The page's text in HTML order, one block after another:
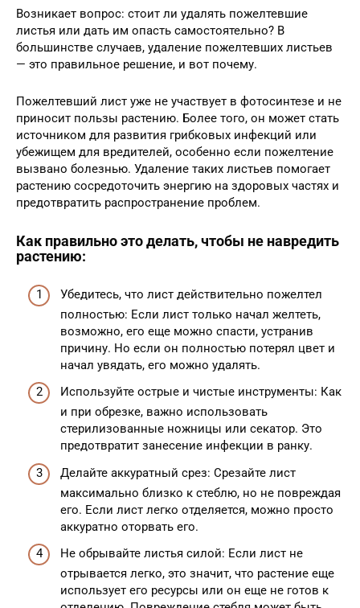
Возникает вопрос: стоит ли удалять пожелтевшие
листья или дать им опасть самостоятельно? В
большинстве случаев, удаление пожелтевших листьев
— это правильное решение, и вот почему.
Пожелтевший лист уже не участвует в фотосинтезе и не
приносит пользы растению. Более того, он может стать
источником для развития грибковых инфекций или
убежищем для вредителей, особенно если пожелтение
вызвано болезнью. Удаление таких листьев помогает
растению сосредоточить энергию на здоровых частях и
предотвратить распространение проблем.
Как правильно это делать, чтобы не навредить
растению:
Убедитесь, что лист действительно пожелтел
полностью: Если лист только начал желтеть,
возможно, его еще можно спасти, устранив
причину. Но если он полностью потерял цвет и
начал увядать, его можно удалять.
Используйте острые и чистые инструменты: Как
и при обрезке, важно использовать
стерилизованные ножницы или секатор. Это
предотвратит занесение инфекции в ранку.
Делайте аккуратный срез: Срезайте лист
максимально близко к стеблю, но не повреждая
его. Если лист легко отделяется, можно просто
аккуратно оторвать его.
Не обрывайте листья силой: Если лист не
отрывается легко, это значит, что растение еще
использует его ресурсы или он еще не готов к